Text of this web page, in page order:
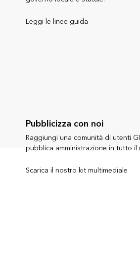
Leggi le linee guida
Pubblicizza con noi
Raggiungi una comunità di utenti
pubblica amministrazione in tutto il
Scarica il nostro kit multimediale